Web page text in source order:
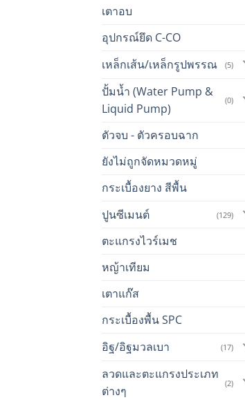
เตาอบ
อุปกรณ์ยึด C-CO
เหล็กเส้น/เหล็กรูปพรรณ (5)
ปั้มน้ำ (Water Pump &
Liquid Pump)
(0)
ตัวจบ - ตัวครอบฉาก
ยังไม่ถูกจัดหมวดหมู่
กระเบื้องยาง สีพื้น
ปูนซีเมนต์ (129)
ตะแกรงไวร์เมช
หญ้าเทียม
เตาแก๊ส
กระเบื้องพื้น SPC
อิฐ/อิฐมวลเบา (17)
ลวดและตะแกรงประเภท
ต่างๆ
(2)